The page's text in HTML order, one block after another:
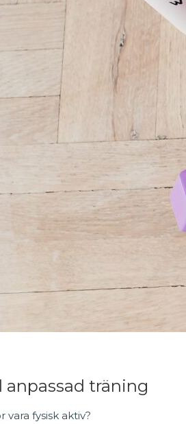
anpassad träning
vara fysisk aktiv?